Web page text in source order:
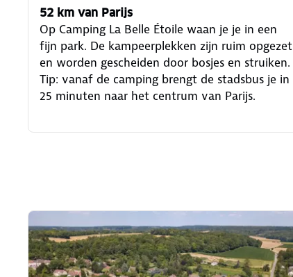
52 km van Parijs
Op Camping La Belle Étoile waan je je in een
fijn park. De kampeerplekken zijn ruim opgezet
en worden gescheiden door bosjes en struiken.
Tip: vanaf de camping brengt de stadsbus je in
25 minuten naar het centrum van Parijs.